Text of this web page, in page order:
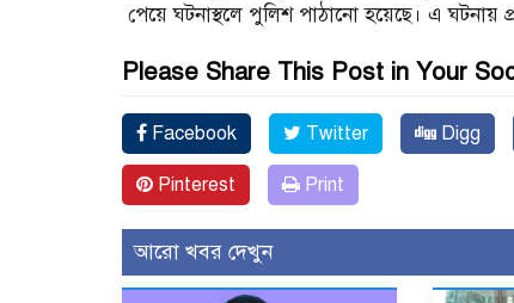
পেয়ে ঘটনাস্থলে পুলিশ পাঠানো হয়েছে। এ ঘটনায়
Please Share This Post in Your
Facebook Twitter Digg
Pinterest Print
আরো খবর দেখুন